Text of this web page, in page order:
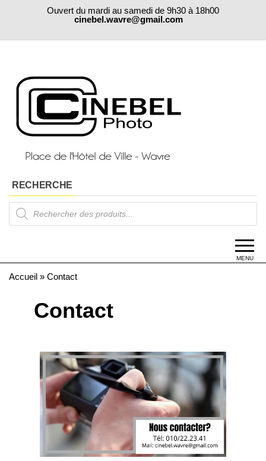
Ouvert du mardi au samedi de 9h30 à 18h00
cinebel.wavre@gmail.com
RECHERCHE
MENU
Accueil » Contact
Contact